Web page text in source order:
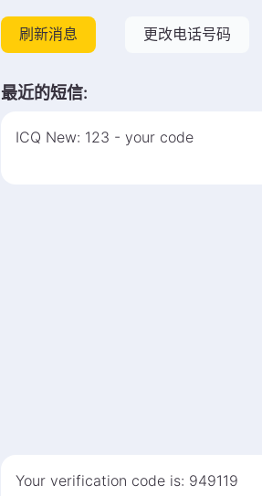
刷新消息 更改电话号码
最近的短信:
ICQ New: 123 - your code
Your verification code is: 949119